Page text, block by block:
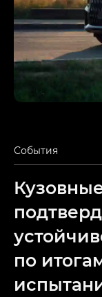
События
по